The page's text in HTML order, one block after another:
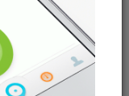
ما را در شبکه‌های